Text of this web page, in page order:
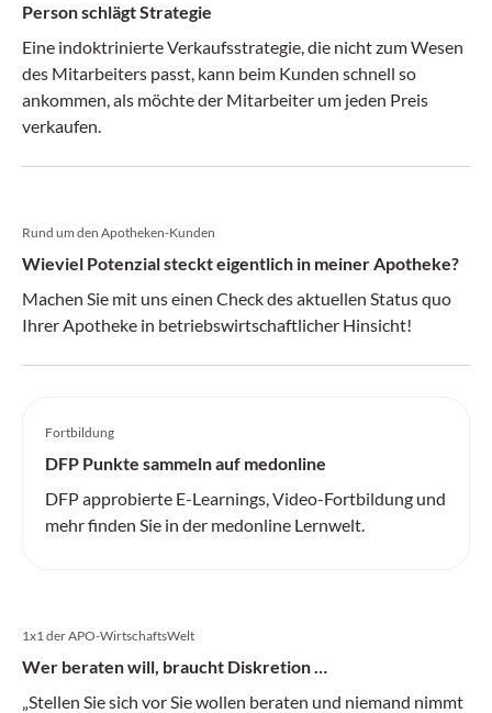
Person schlägt Strategie
Eine indoktrinierte Verkaufsstrategie, die nicht zum Wesen
des Mitarbeiters passt, kann beim Kunden schnell so
ankommen, als möchte der Mitarbeiter um jeden Preis
verkaufen.
Rund um den Apotheken-Kunden
Wieviel Potenzial steckt eigentlich in meiner Apotheke?
Machen Sie mit uns einen Check des aktuellen Status quo
Ihrer Apotheke in betriebswirtschaftlicher Hinsicht!
Fortbildung
DFP Punkte sammeln auf medonline
DFP approbierte E-Learnings, Video-Fortbildung und
mehr finden Sie in der medonline Lernwelt.
1x1 der APO-WirtschaftsWelt
Wer beraten will, braucht Diskretion …
„Stellen Sie sich vor Sie wollen beraten und niemand nimmt